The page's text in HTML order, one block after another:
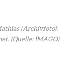
(Archivfoto):
(Quelle: IMAGO)